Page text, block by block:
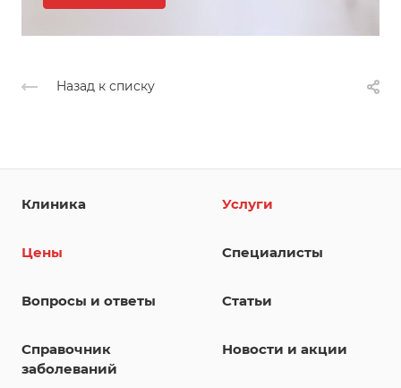
Назад к списку
Клиника Услуги
Цены Специалисты
Вопросы и ответы Статьи
Справочник
заболеваний
Новости и акции